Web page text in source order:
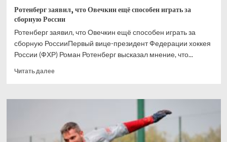
Ротенберг заявил, что Овечкин ещё способен играть за
сборную России
Ротенберг заявил, что Овечкин ещё способен играть за
сборную РоссииПервый вице-президент Федерации хоккея
России (ФХР) Роман Ротенберг высказал мнение, что...
Читать далееПрочитать
Ротенберг
Овечкин
ещё